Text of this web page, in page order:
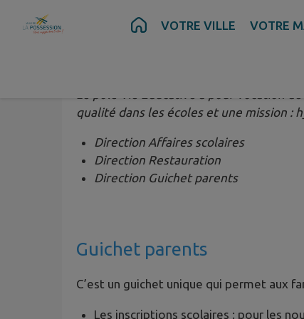
Contenu Recherche Pied de page
VOTRE VILLE VOTRE
qualité dans les écoles et une mission
Direction Affaires scolaires
Direction Restauration
Direction Guichet parents
Guichet parents
C’est un guichet unique qui permet aux
Les inscriptions scolaires : pour les